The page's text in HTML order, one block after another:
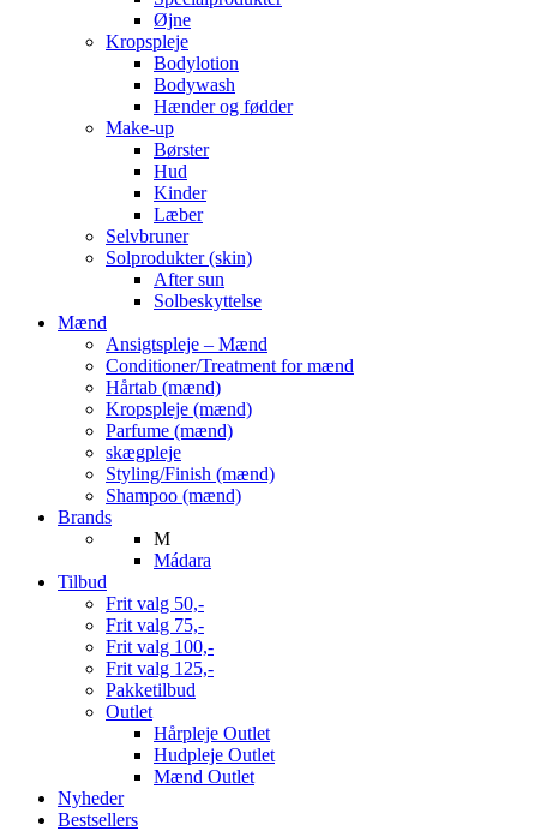
Øjne
Kropspleje
Bodylotion
Bodywash
Hænder og fødder
Make-up
Børster
Hud
Kinder
Læber
Selvbruner
Solprodukter (skin)
After sun
Solbeskyttelse
Mænd
Ansigtspleje – Mænd
Conditioner/Treatment for mænd
Hårtab (mænd)
Kropspleje (mænd)
Parfume (mænd)
skægpleje
Styling/Finish (mænd)
Shampoo (mænd)
Brands
M
Mádara
Tilbud
Frit valg 50,-
Frit valg 75,-
Frit valg 100,-
Frit valg 125,-
Pakketilbud
Outlet
Hårpleje Outlet
Hudpleje Outlet
Mænd Outlet
Nyheder
Bestsellers